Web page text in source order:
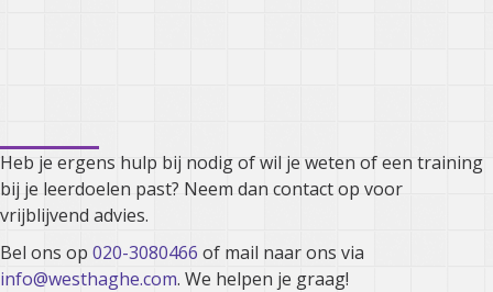
Heb je ergens hulp bij nodig of wil je weten of een training
bij je leerdoelen past? Neem dan contact op voor
vrijblijvend advies.
Bel ons op 020-3080466 of mail naar ons via
info@westhaghe.com. We helpen je graag!